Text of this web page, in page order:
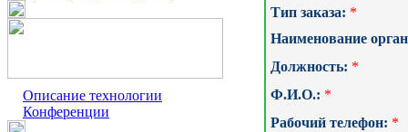
Описание технологии
Конференции
Тип заказа: *
Наименование
Должность: *
Ф.И.О.: *
Рабочий телефон: *